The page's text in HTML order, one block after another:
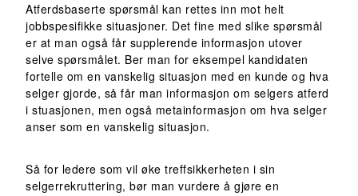
Atferdsbaserte spørsmål kan rettes inn mot helt
jobbspesifikke situasjoner. Det fine med slike spørsmål
er at man også får supplerende informasjon utover
selve spørsmålet. Ber man for eksempel kandidaten
fortelle om en vanskelig situasjon med en kunde og hva
selger gjorde, så får man informasjon om selgers atferd
i stuasjonen, men også metainformasjon om hva selger
anser som en vanskelig situasjon.
Så for ledere som vil øke treffsikkerheten i sin
selgerrekruttering, bør man vurdere å gjøre en